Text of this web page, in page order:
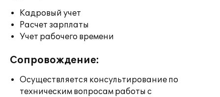
Кадровый учет
Расчет зарплаты
Учет рабочего времени
Сопровождение:
Осуществляется консультирование по
техническим вопросам работы с